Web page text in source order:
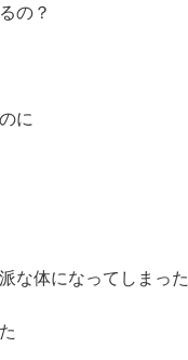
の？
に
な体になってしまった